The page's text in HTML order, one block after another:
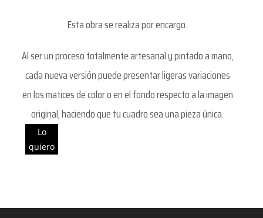
Esta obra se realiza por encargo.
Al ser un proceso totalmente artesanal y pintado a mano,
cada nueva versión puede presentar ligeras variaciones
en los matices de color o en el fondo respecto a la imagen
original, haciendo que tu cuadro sea una pieza única.
Lo
quiero